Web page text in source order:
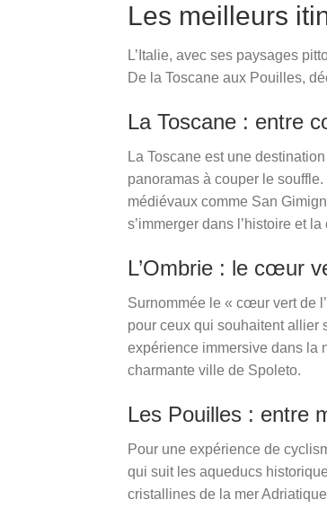
Les meilleurs
L’Italie, avec ses paysages
De la Toscane aux Pouilles,
La Toscane : entre
La Toscane est une
panoramas à couper le
médiévaux comme San
s’immerger dans l’histoire et
L’Ombrie : le cœur
Surnommée le « cœur vert de
pour ceux qui souhaitent allier
expérience immersive dans la
charmante ville de Spoleto.
Les Pouilles : entre
Pour une expérience de
qui suit les aqueducs
cristallines de la mer